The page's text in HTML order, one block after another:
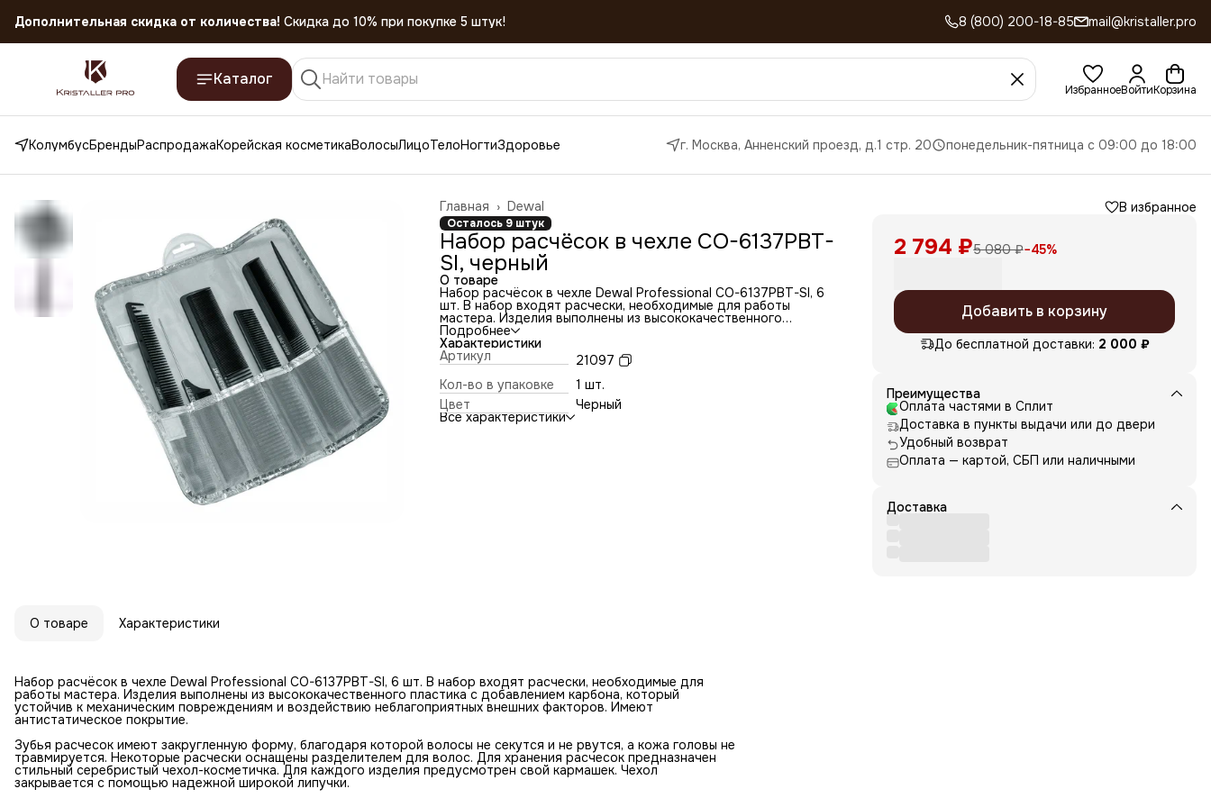
Скидка 45% на все товары до 31.07.2026
8 (800) 200-18-85 mail@kristaller.pro
Каталог
ИзбранноеВойтиКорзина
КолумбусБрендыРаспродажаКорейская косметикаВолосыЛицоТелоНогтиЗдоровье г. Москва, Анненский проезд, д.1 стр. 20 понедельник-пятница с 09:00 до 18:00
Dewal
Главная ›
Осталось 9 штук
Набор расчёсок в чехле CO-6137PBT-
SI, черный
О товаре
Набор расчёсок в чехле Dewal Professional CO-6137PBT-SI, 6
шт. В набор входят расчески, необходимые для работы
мастера. Изделия выполнены из высококачественного
пластика с добавлением карбона, который устойчив к
механическим повреждениям и воздействию неблагоприятных
внешних факторов. Имеют антистатическое покрытие.
Зубья расчесок имеют закругленную форму, благодаря
которой волосы не секутся и не рвутся, а кожа головы не
травмируется. Некоторые расчески оснащены разделителем
для волос. Для хранения расчесок предназначен стильный
серебристый чехол-косметичка. Для каждого изделия
Подробнее
Характеристики
Артикул
21097
Кол-во в упаковке
1 шт.
Цвет
Черный
Все характеристики
В избранное
2 794 ₽5 080 ₽−45%
Добавить в корзину
До бесплатной доставки: 2 000 ₽
Преимущества
Оплата частями в Сплит
Доставка в пункты выдачи или до двери
Удобный возврат
Оплата — картой, СБП или наличными
Доставка
О товаре Характеристики
Набор расчёсок в чехле Dewal Professional CO-6137PBT-SI, 6 шт. В набор входят расчески, необходимые для
работы мастера. Изделия выполнены из высококачественного пластика с добавлением карбона, который
устойчив к механическим повреждениям и воздействию неблагоприятных внешних факторов. Имеют
антистатическое покрытие.
Зубья расчесок имеют закругленную форму, благодаря которой волосы не секутся и не рвутся, а кожа головы не
травмируется. Некоторые расчески оснащены разделителем для волос. Для хранения расчесок предназначен
стильный серебристый чехол-косметичка. Для каждого изделия предусмотрен свой кармашек. Чехол
закрывается с помощью надежной широкой липучки.